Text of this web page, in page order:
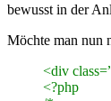
bewusst in der
Möchte man nun
<div
<?php